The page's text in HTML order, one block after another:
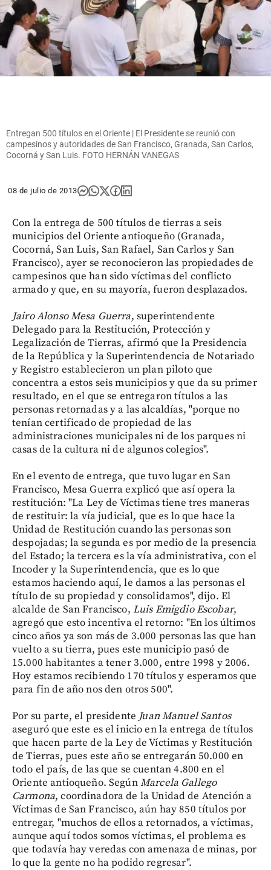
Entregan 500 títulos en el Oriente | El Presidente se reunió con
campesinos y autoridades de San Francisco, Granada, San Carlos,
Cocorná y San Luis. FOTO HERNÁN VANEGAS
08 de julio de 2013
Con la entrega de 500 títulos de tierras a seis
municipios del Oriente antioqueño (Granada,
Cocorná, San Luis, San Rafael, San Carlos y San
Francisco), ayer se reconocieron las propiedades de
campesinos que han sido víctimas del conflicto
armado y que, en su mayoría, fueron desplazados.
Jairo Alonso Mesa Guerra, superintendente
Delegado para la Restitución, Protección y
Legalización de Tierras, afirmó que la Presidencia
de la República y la Superintendencia de Notariado
y Registro establecieron un plan piloto que
concentra a estos seis municipios y que da su primer
resultado, en el que se entregaron títulos a las
personas retornadas y a las alcaldías, "porque no
tenían certificado de propiedad de las
administraciones municipales ni de los parques ni
casas de la cultura ni de algunos colegios".
En el evento de entrega, que tuvo lugar en San
Francisco, Mesa Guerra explicó que así opera la
restitución: "La Ley de Víctimas tiene tres maneras
de restituir: la vía judicial, que es lo que hace la
Unidad de Restitución cuando las personas son
despojadas; la segunda es por medio de la presencia
del Estado; la tercera es la vía administrativa, con el
Incoder y la Superintendencia, que es lo que
estamos haciendo aquí, le damos a las personas el
título de su propiedad y consolidamos", dijo. El
alcalde de San Francisco, Luis Emigdio Escobar,
agregó que esto incentiva el retorno: "En los últimos
cinco años ya son más de 3.000 personas las que han
vuelto a su tierra, pues este municipio pasó de
15.000 habitantes a tener 3.000, entre 1998 y 2006.
Hoy estamos recibiendo 170 títulos y esperamos que
para fin de año nos den otros 500".
Por su parte, el presidente Juan Manuel Santos
aseguró que este es el inicio en la entrega de títulos
que hacen parte de la Ley de Víctimas y Restitución
de Tierras, pues este año se entregarán 50.000 en
todo el país, de las que se cuentan 4.800 en el
Oriente antioqueño. SegúnMarcela Gallego
Carmona, coordinadora de la Unidad de Atención a
Víctimas de San Francisco, aún hay 850 títulos por
entregar, "muchos de ellos a retornados, a víctimas,
aunque aquí todos somos víctimas, el problema es
que todavía hay veredas con amenaza de minas, por
lo que la gente no ha podido regresar".